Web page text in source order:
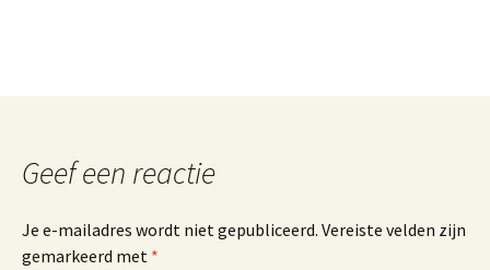
Geef een reactie
Je e-mailadres wordt niet gepubliceerd. Vereiste velden zijn
gemarkeerd met *